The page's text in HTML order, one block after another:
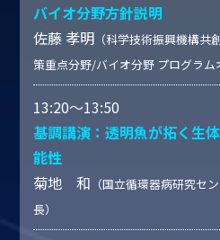
バイオ分野方針説明
佐藤 孝明 （科学技術振興機構
策重点分野/バイオ分野 プログラム
13:20～13:50
基調講演：透明魚が拓く生
能性
菊地 和 （国立循環器病研究セ
長）